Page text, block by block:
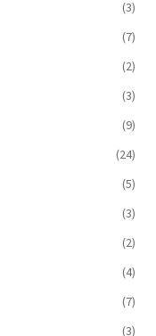
(3)
(7)
(2)
(3)
(9)
(24)
(5)
(3)
(2)
(4)
(7)
(3)